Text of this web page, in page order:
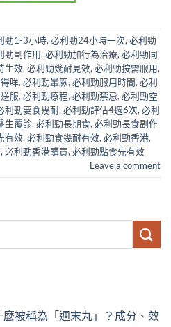
勁1-3小時, 必利勁24小時一次, 必利勁
勁副作用, 必利勁加行為治療, 必利勁同
生效, 必利勁幾耐見效, 必利勁按需服用,
咩, 必利勁暈厥, 必利勁服用時間, 必利
服, 必利勁療程, 必利勁禁忌, 必利勁空
利勁要食幾耐, 必利勁評估4週6次, 必利
生覆診, 必利勁長期食, 必利勁長食副作
有效, 必利勁食幾耐有效, 必利勁香港,
, 必利勁香港購買, 必利勁點食先有效
Leave a comment
被稱為「週末丸」？成分、效